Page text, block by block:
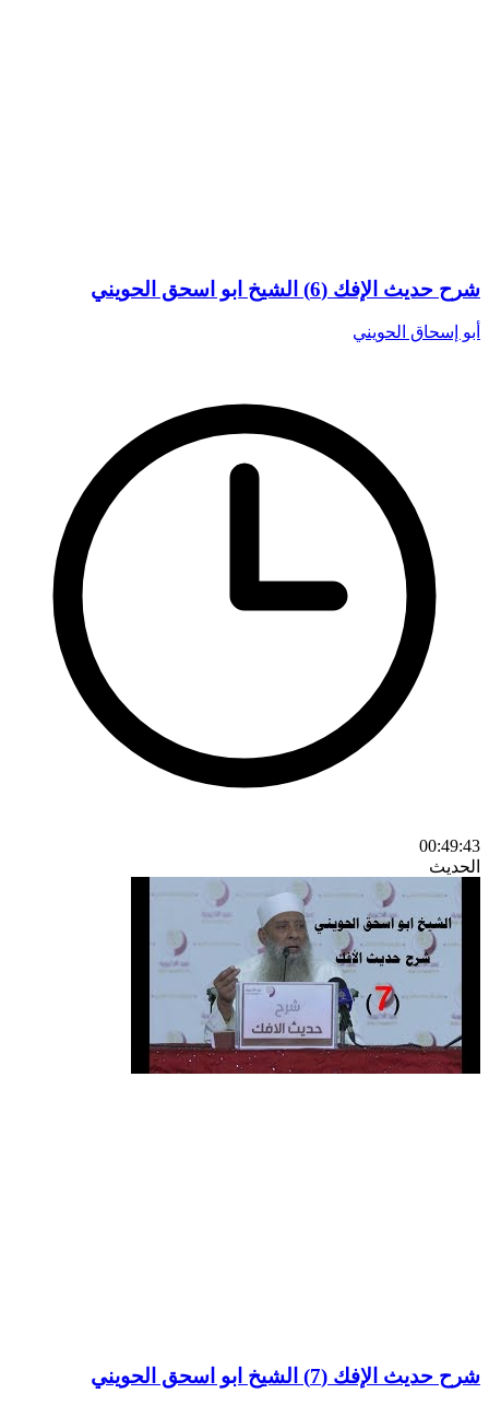
شرح حديث الإفك (6) الشيخ ابو اسحق الحويني
أبو إسحاق الحويني
00:49:43
الحديث
شرح حديث الإفك (7) الشيخ ابو اسحق الحويني